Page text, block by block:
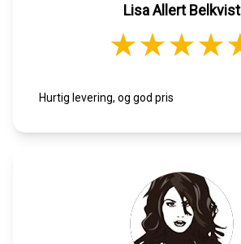
Lisa Allert Belkvist
Hurtig levering, og god pris